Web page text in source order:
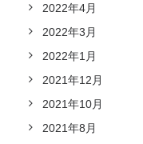
2022年4月
2022年3月
2022年1月
2021年12月
2021年10月
2021年8月